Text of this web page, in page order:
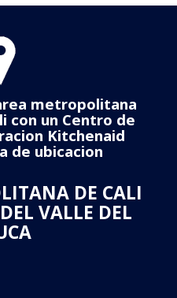
metropolitana
con un Centro de
Kitchenaid
de ubicacion
DE CALI
VALLE DEL